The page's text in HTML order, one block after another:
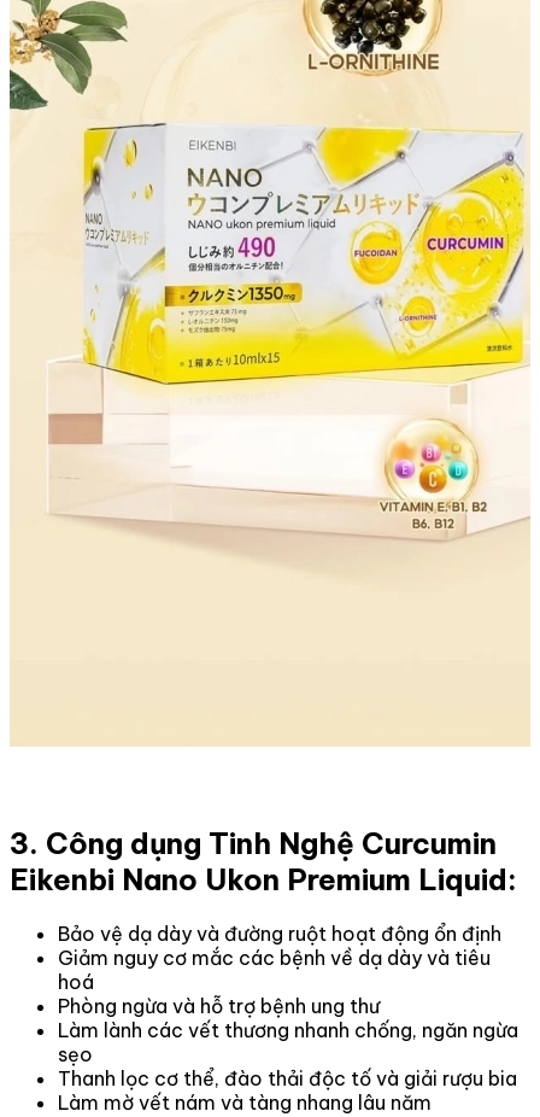
3. Công dụng Tinh Nghệ Curcumin
Eikenbi Nano Ukon Premium Liquid:
Bảo vệ dạ dày và đường ruột hoạt động ổn định
Giảm nguy cơ mắc các bệnh về dạ dày và tiêu
hoá
Phòng ngừa và hỗ trợ bệnh ung thư
Làm lành các vết thương nhanh chống, ngăn ngừa
sẹo
Thanh lọc cơ thể, đào thải độc tố và giải rượu bia
Làm mờ vết nám và tàng nhang lâu năm